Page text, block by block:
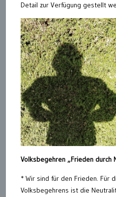
Detail zur Verfügung gestellt
Volksbegehren „Frieden durch
* Wir sind für den Frieden. Für
Volksbegehrens ist die